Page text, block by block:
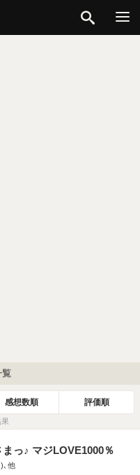
覧
感想数順 評価順
っ♪ マジLOVE1000％
､他